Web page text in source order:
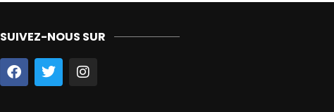
SUIVEZ-NOUS SUR